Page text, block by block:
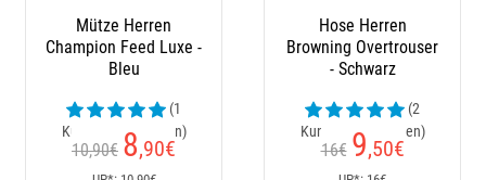
Hose Herren
Browning Overtrouser
- Schwarz
(2
Kundenrezensionen)
16€ 9 ,50€
Stiefel Le Chameau
(24
Kundenrezensionen)
Ab 152€